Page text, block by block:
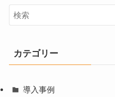
カテゴリー
導入事例